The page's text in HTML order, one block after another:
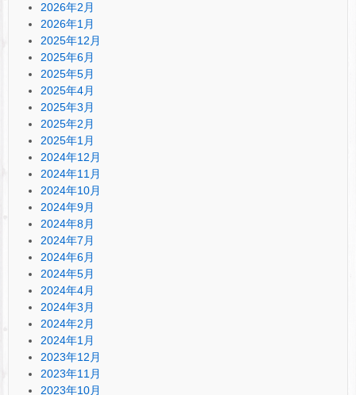
2026年2月
2026年1月
2025年12月
2025年6月
2025年5月
2025年4月
2025年3月
2025年2月
2025年1月
2024年12月
2024年11月
2024年10月
2024年9月
2024年8月
2024年7月
2024年6月
2024年5月
2024年4月
2024年3月
2024年2月
2024年1月
2023年12月
2023年11月
2023年10月